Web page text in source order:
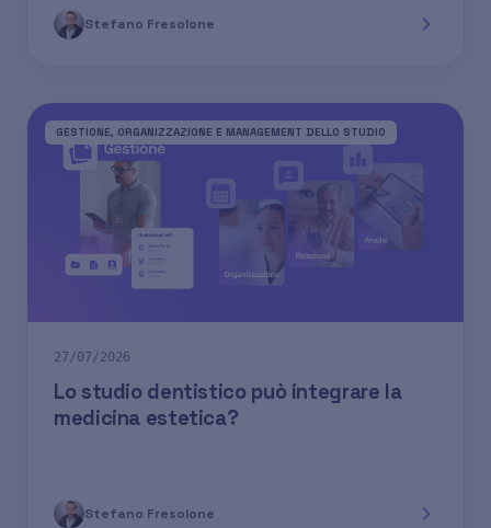
Stefano Fresolone
GESTIONE, ORGANIZZAZIONE E MANAGEMENT DELLO STUDIO
27/07/2026
Lo studio dentistico può integrare la
medicina estetica?
Stefano Fresolone